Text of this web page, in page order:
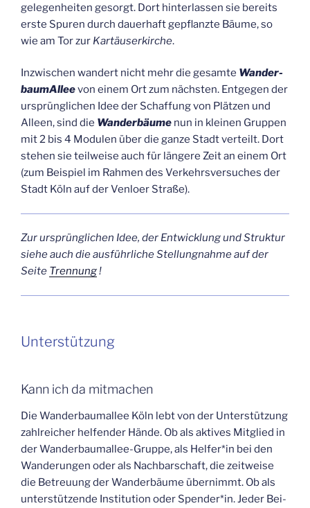
ge­le­gen­hei­ten gesorgt. Dort hin­ter­las­sen sie bereits
ers­te Spu­ren durch dau­er­haft gepflanz­te Bäu­me, so
wie am Tor zur Kar­täu­ser­kir­che.
Inzwi­schen wan­dert nicht mehr die gesam­te Wan­der­
baum­Al­leevon einem Ort zum nächs­ten. Ent­ge­gen der
ursprüng­li­chen Idee der Schaf­fung von Plät­zen und
Alleen, sind die Wan­der­bäu­me nun in klei­nen Grup­pen
mit 2 bis 4 Modu­len über die gan­ze Stadt ver­teilt. Dort
ste­hen sie teil­wei­se auch für län­ge­re Zeit an einem Ort
(zum Bei­spiel im Rah­men des Ver­kehrs­ver­su­ches der
Stadt Köln auf der Ven­lo­er Straße).
Zur ursprüng­li­chen Idee, der Ent­wick­lung und Struk­tur
sie­he auch die aus­führ­li­che Stel­lung­nah­me auf der
Sei­te Tren­nung!
Unter­stüt­zung
Kann ich da mitmachen
Die Wan­der­baum­al­lee Köln lebt von der Unter­stüt­zung
zahl­rei­cher hel­fen­der Hän­de. Ob als akti­ves Mit­glied in
der Wan­der­baum­al­lee-Grup­pe, als Helfer*in bei den
Wan­de­run­gen oder als Nach­bar­schaft, die zeit­wei­se
die Betreu­ung der Wan­der­bäu­me über­nimmt. Ob als
unter­stüt­zen­de Insti­tu­ti­on oder Spender*in. Jeder Bei­